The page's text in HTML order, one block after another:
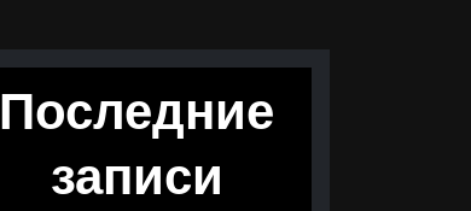
Последние
записи